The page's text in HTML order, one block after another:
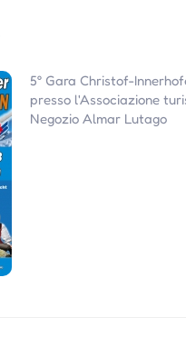
5° Gara Christof-
presso l'Associazione
Negozio Almar Lutago